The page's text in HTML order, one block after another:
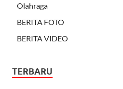
Olahraga
BERITA FOTO
BERITA VIDEO
TERBARU